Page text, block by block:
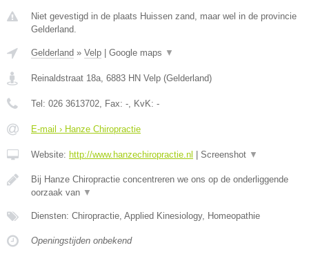
Niet gevestigd in de plaats Huissen zand, maar wel in de provincie
Gelderland.
Gelderland » Velp | Google maps ▼
Reinaldstraat 18a 6883 HN Velp (Gelderland)
Tel: 026 3613702 , Fax: - , KvK: -
E-mail › Hanze Chiropractie
Website: http://www.hanzechiropractie.nl | Screenshot ▼
Bij Hanze Chiropractie concentreren we ons op de onderliggende
oorzaak van ▼
Diensten: Chiropractie, Applied Kinesiology, Homeopathie
Openingstijden onbekend